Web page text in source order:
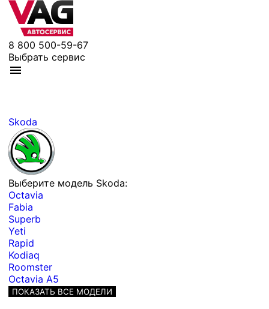
8 800 500-59-67
Выбрать сервис
Skoda
Выберите модель Skoda:
Octavia
Fabia
Superb
Yeti
Rapid
Kodiaq
Roomster
Octavia A5
ПОКАЗАТЬ ВСЕ МОДЕЛИ